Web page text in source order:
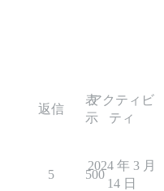
返信
表
示
アクティビ
ティ
5 500
2024 年 3 月
14 日